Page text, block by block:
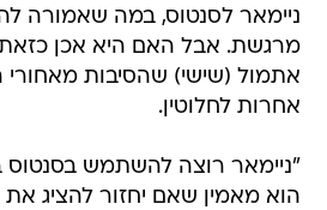
ניימאר לסנטוס, במה שאמורה
מרגשת. אבל האם היא אכן
אתמול (שישי) שהסיבות
אחרות לחלוטין.
"ניימאר רוצה להשתמש
הוא מאמין שאם יחזור להציג